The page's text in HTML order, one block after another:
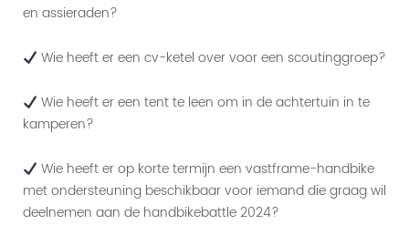
en assieraden?
Wie heeft er een cv-ketel over voor een scoutinggroep?
Wie heeft er een tent te leen om in de achtertuin in te
kamperen?
Wie heeft er op korte termijn een vastframe-handbike
met ondersteuning beschikbaar voor iemand die graag wil
deelnemen aan de handbikebattle 2024?